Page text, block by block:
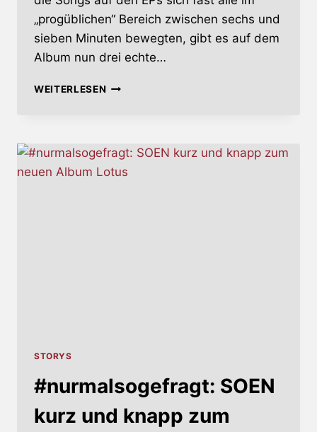
„progüblichen“ Bereich zwischen sechs und
sieben Minuten bewegten, gibt es auf dem
Album nun drei echte…
WEITERLESENMOVING
STORYS
#nurmalsogefragt: SOEN
kurz und knapp zum